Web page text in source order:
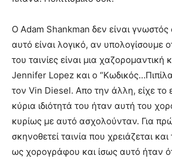
Ο Adam Shankman δεν είναι γνωστός
αυτό είναι λογικό, αν υπολογίσουμε
του ταινίες είναι μια χαζορομαντική
Jennifer Lopez και ο
τον Vin Diesel. Απο την άλλη, είχε το
κύρια ιδιότητά του ήταν αυτή του
κυρίως με αυτό ασχολούνταν. Για
σκηνοθετεί ταινία που χρειάζεται και
ως χορογράφου και ίσως αυτό ήταν